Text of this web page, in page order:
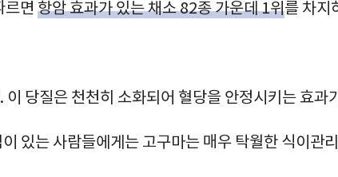
르면 항암 효과가 있는 채소 82종 가운데 1위를 차지
당질은 천천히 소화되어 혈당을 안정시키는 효과
있는 사람들에게는 고구마는 매우 탁월한 식이관